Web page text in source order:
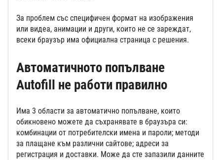
За проблем със специфичен формат на изображения
или видеа, анимации и други, които не се зареждат,
всеки браузър има официална страница с решения.
Автоматичното попълване
Autofill не работи правилно
Има 3 области за автоматично попълване, които
обикновено можете да съхранявате в браузъра си:
комбинации от потребителски имена и пароли; методи
за плащане към различни сайтове; адреси за
регистрация и доставки. Може да сте запазили данните